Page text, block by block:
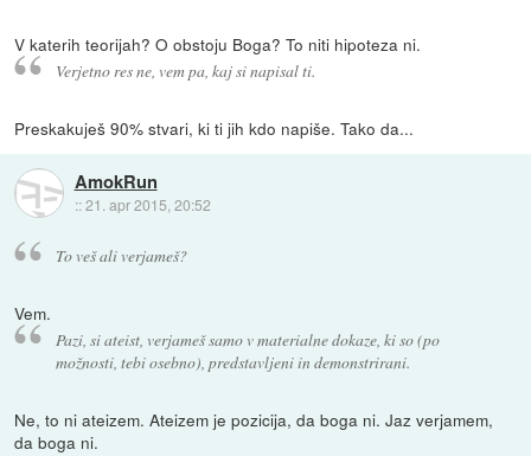
V katerih teorijah? O obstoju Boga? To niti hipoteza ni.
Verjetno res ne, vem pa, kaj si napisal ti.
Preskakuješ 90% stvari, ki ti jih kdo napiše. Tako da...
AmokRun
::21. apr 2015, 20:52
To veš ali verjameš?
Vem.
Pazi, si ateist, verjameš samo v materialne dokaze, ki so (po
možnosti, tebi osebno), predstavljeni in demonstrirani.
Ne, to ni ateizem. Ateizem je pozicija, da boga ni. Jaz verjamem,
da boga ni.